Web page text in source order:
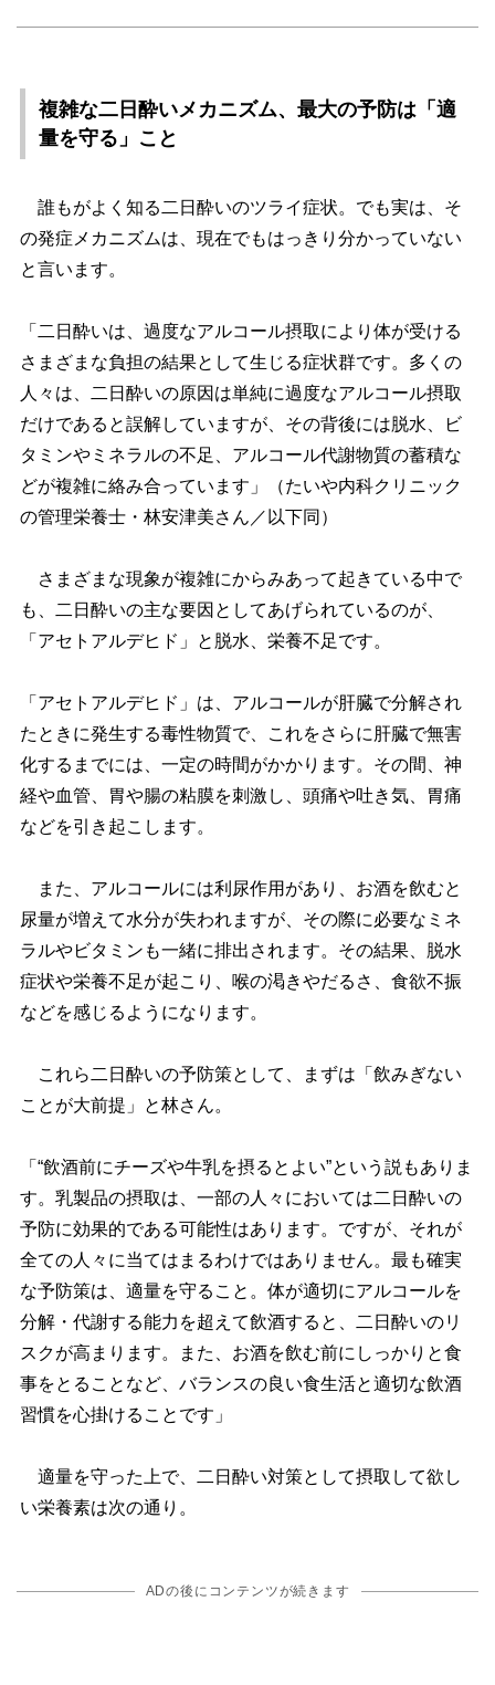
複雑な二日酔いメカニズム、最大の予防は「適
量を守る」こと
誰もがよく知る二日酔いのツライ症状。でも実は、そ
の発症メカニズムは、現在でもはっきり分かっていない
と言います。
「二日酔いは、過度なアルコール摂取により体が受ける
さまざまな負担の結果として生じる症状群です。多くの
人々は、二日酔いの原因は単純に過度なアルコール摂取
だけであると誤解していますが、その背後には脱水、ビ
タミンやミネラルの不足、アルコール代謝物質の蓄積な
どが複雑に絡み合っています」（たいや内科クリニック
の管理栄養士・林安津美さん／以下同）
さまざまな現象が複雑にからみあって起きている中で
も、二日酔いの主な要因としてあげられているのが、
「アセトアルデヒド」と脱水、栄養不足です。
「アセトアルデヒド」は、アルコールが肝臓で分解され
たときに発生する毒性物質で、これをさらに肝臓で無害
化するまでには、一定の時間がかかります。その間、神
経や血管、胃や腸の粘膜を刺激し、頭痛や吐き気、胃痛
などを引き起こします。
また、アルコールには利尿作用があり、お酒を飲むと
尿量が増えて水分が失われますが、その際に必要なミネ
ラルやビタミンも一緒に排出されます。その結果、脱水
症状や栄養不足が起こり、喉の渇きやだるさ、食欲不振
などを感じるようになります。
これら二日酔いの予防策として、まずは「飲みぎない
ことが大前提」と林さん。
「“飲酒前にチーズや牛乳を摂るとよい”という説もありま
す。乳製品の摂取は、一部の人々においては二日酔いの
予防に効果的である可能性はあります。ですが、それが
全ての人々に当てはまるわけではありません。最も確実
な予防策は、適量を守ること。体が適切にアルコールを
分解・代謝する能力を超えて飲酒すると、二日酔いのリ
スクが高まります。また、お酒を飲む前にしっかりと食
事をとることなど、バランスの良い食生活と適切な飲酒
習慣を心掛けることです」
適量を守った上で、二日酔い対策として摂取して欲し
い栄養素は次の通り。
ADの後にコンテンツが続きます